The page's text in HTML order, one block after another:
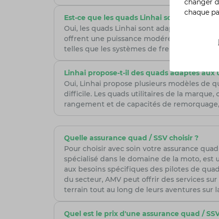
Est-ce que les quads Linhai sont adaptés
Oui, les quads Linhai sont adaptés aux
offrent une puissance modérée et une
telles que les systèmes de freinage
Linhai propose-t-il des quads adaptés aux
Oui, Linhai propose plusieurs modèles de
difficile. Les quads utilitaires de la marque,
rangement et de capacités de
Quelle assurance quad / SSV choisir ?
Pour choisir avec soin votre assurance
spécialisé dans le domaine de la moto,
aux besoins spécifiques des pilotes de
du secteur, AMV peut offrir des services
terrain tout au long de leurs aventures sur
Quel est le prix d'une assurance quad /
chaque